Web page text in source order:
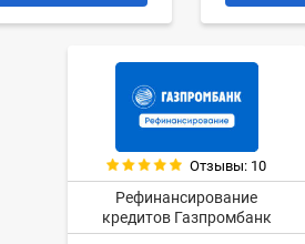
Отзывы: 10
Рефинансирование
кредитов Газпромбанк